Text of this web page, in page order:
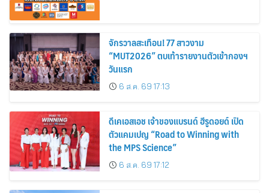
จักรวาลสะเทือน! 77 สาวงาม
“MUT2026” ตบเท้ารายงานตัวเข้ากองฯ
วันแรก
6 ส.ค. 69 17:13
ดีเคเอสเอช เจ้าของแบรนด์ ฮีรูดอยด์ เปิด
ตัวแคมเปญ “Road to Winning with
the MPS Science”
6 ส.ค. 69 17:12